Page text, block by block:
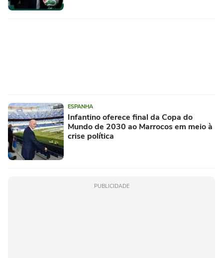
ESPANHA
Infantino oferece final da Copa do
Mundo de 2030 ao Marrocos em meio à
crise política
PUBLICIDADE